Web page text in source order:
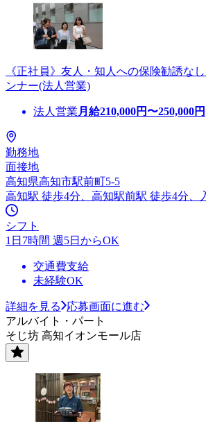
《正社員》友人・知人への保険勧誘な
ンナー(法人営業)
法人営業 月給210,000円〜250,000円
勤務地
面接地
高知県高知市駅前町5-5
高知駅 徒歩4分、高知駅前駅 徒歩4分、
シフト
1日7時間 週5日からOK
交通費支給
未経験OK
詳細を見る
応募画面に進む
アルバイト・パート
そじ坊 高知イオンモール店